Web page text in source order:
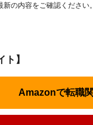
の内容をご確認ください。
ト】
Amazonで転職